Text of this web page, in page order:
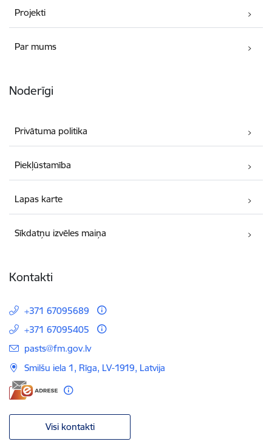
Projekti
Par mums
Noderīgi
Privātuma politika
Piekļūstamība
Lapas karte
Sīkdatņu izvēles maiņa
Kontakti
+371 67095689
+371 67095405
E-pasts:
pasts@fm.gov.lv
Smilšu iela 1, Rīga, LV-1919, Latvija
Visi kontakti